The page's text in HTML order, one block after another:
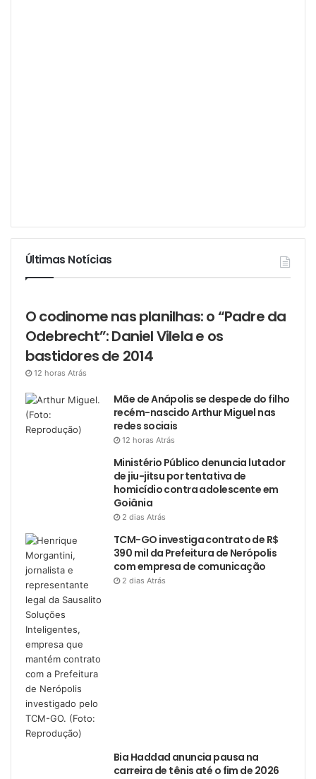
Últimas Notícias
O codinome nas planilhas: o “Padre da
Odebrecht”: Daniel Vilela e os
bastidores de 2014
12 horas Atrás
Mãe de Anápolis se despede do filho
recém-nascido Arthur Miguel nas
redes sociais
12 horas Atrás
Ministério Público denuncia lutador
de jiu-jitsu por tentativa de
homicídio contra adolescente em
Goiânia
2 dias Atrás
TCM-GO investiga contrato de R$
390 mil da Prefeitura de Nerópolis
com empresa de comunicação
2 dias Atrás
Bia Haddad anuncia pausa na
carreira de tênis até o fim de 2026